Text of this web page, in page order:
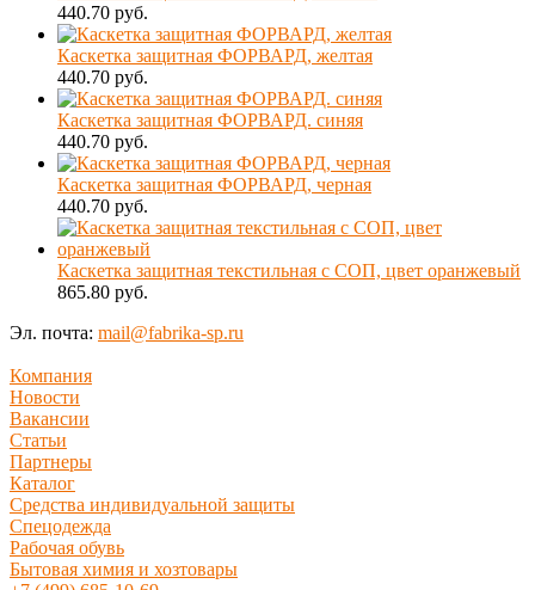
440.70 руб.
Каскетка защитная ФОРВАРД, желтая
440.70 руб.
Каскетка защитная ФОРВАРД. синяя
440.70 руб.
Каскетка защитная ФОРВАРД, черная
440.70 руб.
Каскетка защитная текстильная с СОП, цвет оранжевый
865.80 руб.
Эл. почта: mail@fabrika-sp.ru
Компания
Новости
Вакансии
Статьи
Партнеры
Каталог
Средства индивидуальной защиты
Спецодежда
Рабочая обувь
Бытовая химия и хозтовары